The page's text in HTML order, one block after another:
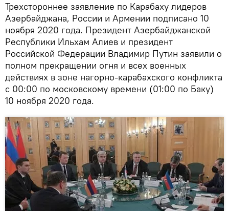
Трехстороннее заявление по Карабаху лидеров
Азербайджана, России и Армении подписано 10
ноября 2020 года. Президент Азербайджанской
Республики Ильхам Алиев и президент
Российской Федерации Владимир Путин заявили о
полном прекращении огня и всех военных
действиях в зоне нагорно-карабахского конфликта
с 00:00 по московскому времени (01:00 по Баку)
10 ноября 2020 года.